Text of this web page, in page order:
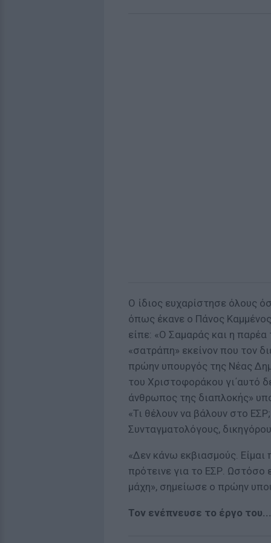
Ο ίδιος ευχαρίστησε όλους
όπως έκανε ο Πάνος
είπε: «Ο Σαμαράς και η παρέα
«σατράπη» εκείνον που τον
πρώην υπουργός της Νέας
του Χριστοφοράκου γι΄αυτό
άνθρωπος της διαπλοκής»
«Τι θέλουν να βάλουν στο
Συνταγματολόγους,
«Δεν κάνω εκβιασμούς. Είμαι
πρότεινε για το ΕΣΡ. Ωστόσο
μάχη», σημείωσε ο πρώην
Toν ενέπνευσε το έργο